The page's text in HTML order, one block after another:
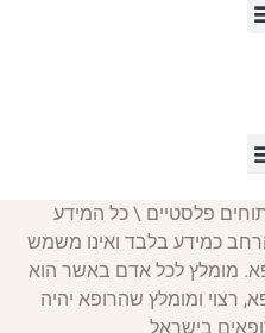
פלסטיים \ כל המידע
כמידע בלבד ואינו משמש
מומלץ לכל אדם באשר הוא
רצוי ומומלץ שהרופא יהיה
בישראל